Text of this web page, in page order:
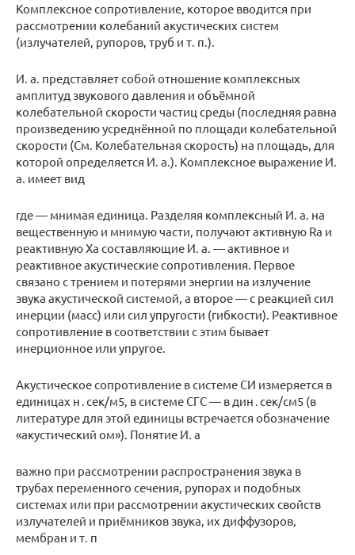
Комплексное сопротивление, которое вводится при
рассмотрении колебаний акустических систем
(излучателей, рупоров, труб и т. п.).
И. а. представляет собой отношение комплексных
амплитуд звукового давления и объёмной
колебательной скорости частиц среды (последняя равна
произведению усреднённой по площади колебательной
скорости (См. Колебательная скорость) на площадь, для
которой определяется И. а.). Комплексное выражение И.
а. имеет вид
где — мнимая единица. Разделяя комплексный И. а. на
вещественную и мнимую части, получают активную Ra и
реактивную Xa составляющие И. а. — активное и
реактивное акустические сопротивления. Первое
связано с трением и потерями энергии на излучение
звука акустической системой, а второе — с реакцией сил
инерции (масс) или сил упругости (гибкости). Реактивное
сопротивление в соответствии с этим бывает
инерционное или упругое.
Акустическое сопротивление в системе СИ измеряется в
единицах н․сек/м5, в системе СГС — в дин․сек/см5 (в
литературе для этой единицы встречается обозначение
«акустический ом»). Понятие И. а
важно при рассмотрении распространения звука в
трубах переменного сечения, рупорах и подобных
системах или при рассмотрении акустических свойств
излучателей и приёмников звука, их диффузоров,
мембран и т. п